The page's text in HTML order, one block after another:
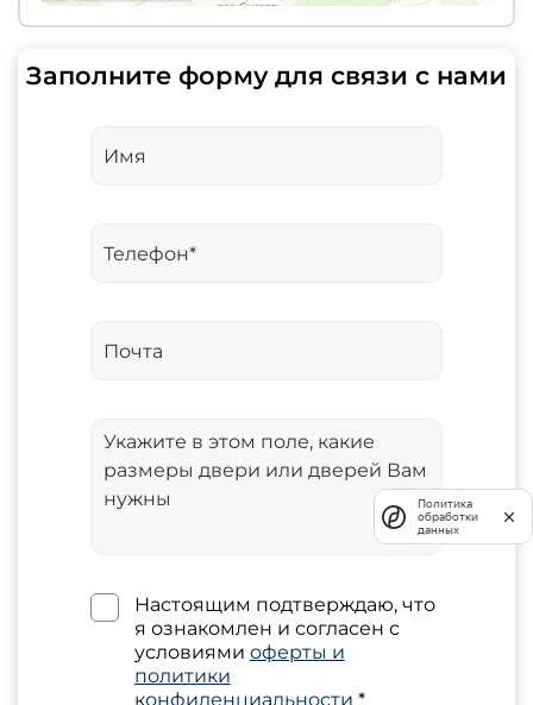
Заполните форму для связи с нами
Настоящим подтверждаю, что
я ознакомлен и согласен с
условиями оферты и
политики
конфиденциальности *
Политика
обработки
данных